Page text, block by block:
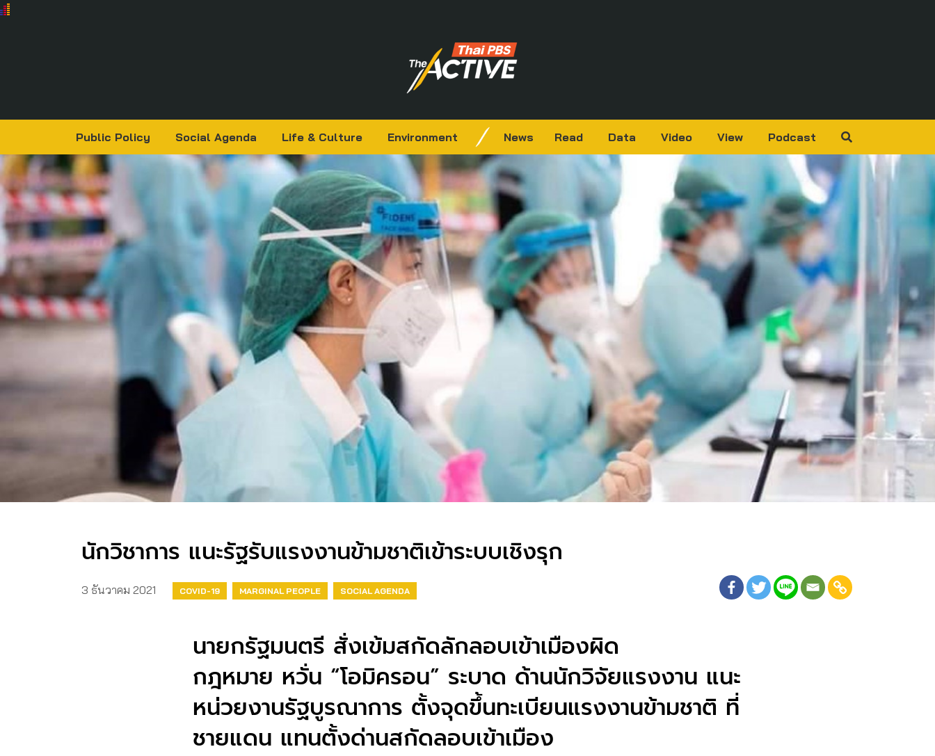
Public Policy Social Agenda Life & Culture Environment News Read Data Video View Podcast
นักวิชาการ แนะรัฐรับแรงงานข้ามชาติเข้าระบบเชิงรุก
3 ธันวาคม 2021 COVID-19 MARGINAL PEOPLE SOCIAL AGENDA
นายกรัฐมนตรี สั่งเข้มสกัดลักลอบเข้าเมืองผิด
กฎหมาย หวั่น “โอมิครอน” ระบาด ด้านนักวิจัยแรงงาน แนะ
หน่วยงานรัฐบูรณาการ ตั้งจุดขึ้นทะเบียนแรงงานข้ามชาติ ที่
ชายแดน แทนตั้งด่านสกัดลอบเข้าเมือง